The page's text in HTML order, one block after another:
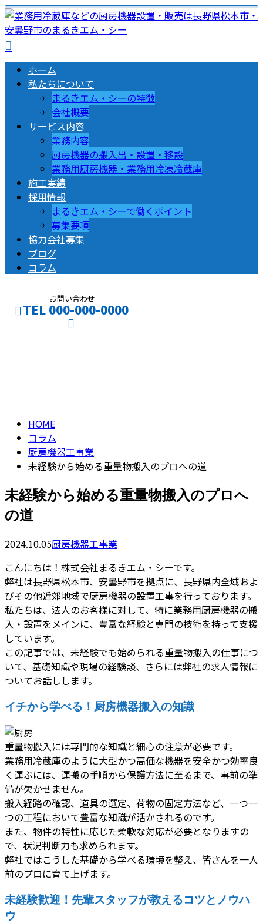
ホーム
私たちについて
まるきエム・シーの特徴
会社概要
サービス内容
業務内容
厨房機器の搬入出・設置・移設
業務用厨房機器・業務用冷凍冷蔵庫
施工実績
採用情報
まるきエム・シーで働くポイント
募集要項
協力会社募集
ブログ
コラム
お問い合わせ
TEL 000-000-0000
HOME
コラム
厨房機器工事業
未経験から始める重量物搬入のプロへの道
未経験から始める重量物搬入のプロへ
の道
2024.10.05厨房機器工事業
こんにちは！株式会社まるきエム・シーです。
弊社は長野県松本市、安曇野市を拠点に、長野県内全域およ
びその他近郊地域で厨房機器の設置工事を行っております。
私たちは、法人のお客様に対して、特に業務用厨房機器の搬
入・設置をメインに、豊富な経験と専門の技術を持って支援
しています。
この記事では、未経験でも始められる重量物搬入の仕事につ
いて、基礎知識や現場の経験談、さらには弊社の求人情報に
ついてお話しします。
イチから学べる！厨房機器搬入の知識
重量物搬入には専門的な知識と細心の注意が必要です。
業務用冷蔵庫のように大型かつ高価な機器を安全かつ効率良
く運ぶには、運搬の手順から保護方法に至るまで、事前の準
備が欠かせません。
搬入経路の確認、道具の選定、荷物の固定方法など、一つ一
つの工程において豊富な知識が活かされるのです。
また、物件の特性に応じた柔軟な対応が必要となりますの
で、状況判断力も求められます。
弊社ではこうした基礎から学べる環境を整え、皆さんを一人
前のプロに育て上げます。
未経験歓迎！先輩スタッフが教えるコツとノウハ
ウ